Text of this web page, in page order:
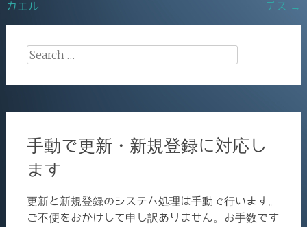
k
navigation
カエル デス →
Search
手動で更新・新規登録に対応し
ます
更新と新規登録のシステム処理は手動で行います。
ご不便をおかけして申し訳ありません。お手数です